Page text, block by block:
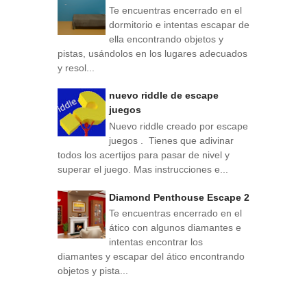
Te encuentras encerrado en el
dormitorio e intentas escapar de
ella encontrando objetos y
pistas, usándolos en los lugares adecuados
y resol...
nuevo riddle de escape
juegos
Nuevo riddle creado por escape
juegos . Tienes que adivinar
todos los acertijos para pasar de nivel y
superar el juego. Mas instrucciones e...
Diamond Penthouse Escape 2
Te encuentras encerrado en el
ático con algunos diamantes e
intentas encontrar los
diamantes y escapar del ático encontrando
objetos y pista...